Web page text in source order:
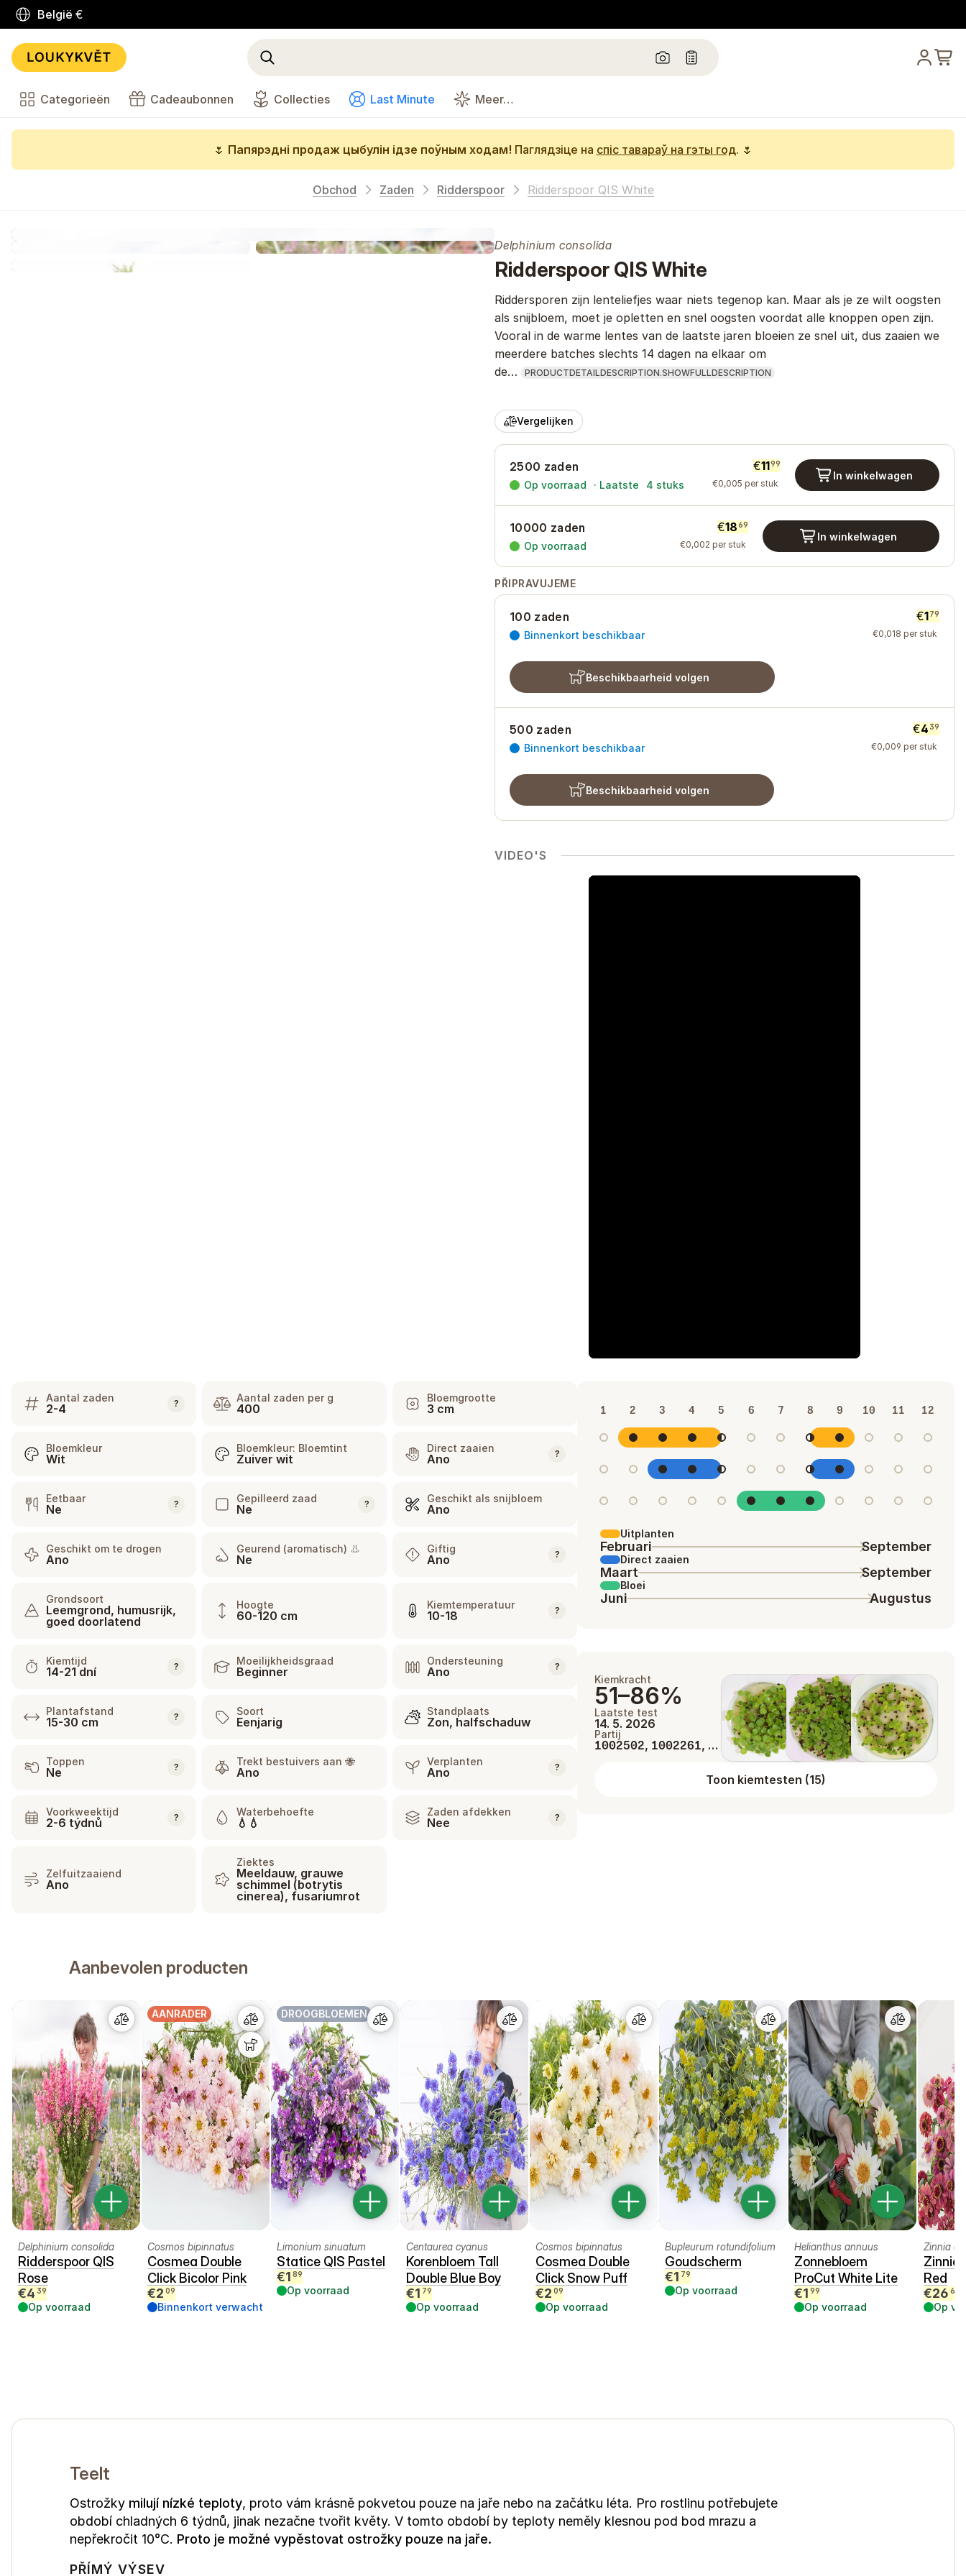
België €
Categorieën Cadeaubonnen Collecties Last Minute Meer…
🌷 Папярэдні продаж цыбулін ідзе поўным ходам! Паглядзіце на спіс тавараў на гэты год. 🌷
Obchod Zaden Ridderspoor Ridderspoor QIS White
Delphinium consolida
Ridderspoor QIS White
Riddersporen zijn lenteliefjes waar niets tegenop kan. Maar als je ze wilt oogsten
als snijbloem, moet je opletten en snel oogsten voordat alle knoppen open zijn.
Vooral in de warme lentes van de laatste jaren bloeien ze snel uit, dus zaaien we
meerdere batches slechts 14 dagen na elkaar om
de…
PRODUCTDETAILDESCRIPTION.SHOWFULLDESCRIPTION
Vergelijken
2500 zaden
Op voorraad · Laatste 4 stuks
€1199
€0,005 per stuk
In winkelwagen
10000 zaden
Op voorraad
€1869
€0,002 per stuk
In winkelwagen
PŘIPRAVUJEME
100 zaden
Binnenkort beschikbaar
€1 79
€0,018 per stuk
Beschikbaarheid volgen
500 zaden
Binnenkort beschikbaar
€439
€0,009 per stuk
Beschikbaarheid volgen
VIDEO'S
Aantal zaden
2-4 ? Aantal zaden per g
400
Bloemgrootte
3 cm
Bloemkleur
Wit
Bloemkleur: Bloemtint
Zuiver wit
Direct zaaien
Ano ?
Eetbaar
Ne ? Gepilleerd zaad
Ne ? Geschikt als snijbloem
Ano
Geschikt om te drogen
Ano
Geurend (aromatisch) 👃
Ne
Giftig
Ano ?
Grondsoort
Leemgrond, humusrijk,
goed doorlatend
Hoogte
60-120 cm
Kiemtemperatuur
10-18 ?
Kiemtijd
14-21 dní ? Moeilijkheidsgraad
Beginner
Ondersteuning
Ano ?
Plantafstand
15-30 cm ? Soort
Eenjarig
Standplaats
Zon, halfschaduw
Toppen
Ne ? Trekt bestuivers aan 🐝
Ano
Verplanten
Ano ?
Voorkweektijd
2-6 týdnů ? Waterbehoefte
💧💧
Zaden afdekken
Nee ?
Zelfuitzaaiend
Ano
Ziektes
Meeldauw, grauwe
schimmel (botrytis
cinerea), fusariumrot
1 2 3 4 5 6 7 8 9 10 11 12
Uitplanten
Februari September
Direct zaaien
Maart September
Bloei
Juni Augustus
Kiemkracht
51–86%
Laatste test
14. 5. 2026
Partij
1002502, 1002261, …
Toon kiemtesten (15)
Aanbevolen producten
Delphinium consolida
Ridderspoor QIS
Rose
€4 39
Op voorraad
AANRADER
Cosmos bipinnatus
Cosmea Double
Click Bicolor Pink
€2 09
Binnenkort verwacht
DROOGBLOEMEN
Limonium sinuatum
Statice QIS Pastel
€1 89
Op voorraad
Centaurea cyanus
Korenbloem Tall
Double Blue Boy
€1 79
Op voorraad
Cosmos bipinnatus
Cosmea Double
Click Snow Puff
€2 09
Op voorraad
Bupleurum rotundifolium
Goudscherm
€1 79
Op voorraad
Helianthus annuus
Zonnebloem
ProCut White Lite
€1 99
Op voorraad
Zinnia
Zinnia
Red
€26 69
Op
Teelt
Ostrožky milují nízké teploty, proto vám krásně pokvetou pouze na jaře nebo na začátku léta. Pro rostlinu potřebujete
období chladných 6 týdnů, jinak nezačne tvořit květy. V tomto období by teploty neměly klesnou pod bod mrazu a
nepřekročit 10°C. Proto je možné vypěstovat ostrožky pouze na jaře.
PŘÍMÝ VÝSEV